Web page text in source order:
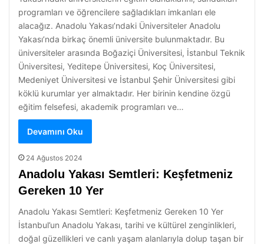
programları ve öğrencilere sağladıkları imkanları ele
alacağız. Anadolu Yakası’ndaki Üniversiteler Anadolu
Yakası’nda birkaç önemli üniversite bulunmaktadır. Bu
üniversiteler arasında Boğaziçi Üniversitesi, İstanbul Teknik
Üniversitesi, Yeditepe Üniversitesi, Koç Üniversitesi,
Medeniyet Üniversitesi ve İstanbul Şehir Üniversitesi gibi
köklü kurumlar yer almaktadır. Her birinin kendine özgü
eğitim felsefesi, akademik programları ve…
Devamını Oku
24 Ağustos 2024
Anadolu Yakası Semtleri: Keşfetmeniz
Gereken 10 Yer
Anadolu Yakası Semtleri: Keşfetmeniz Gereken 10 Yer
İstanbul’un Anadolu Yakası, tarihi ve kültürel zenginlikleri,
doğal güzellikleri ve canlı yaşam alanlarıyla dolup taşan bir